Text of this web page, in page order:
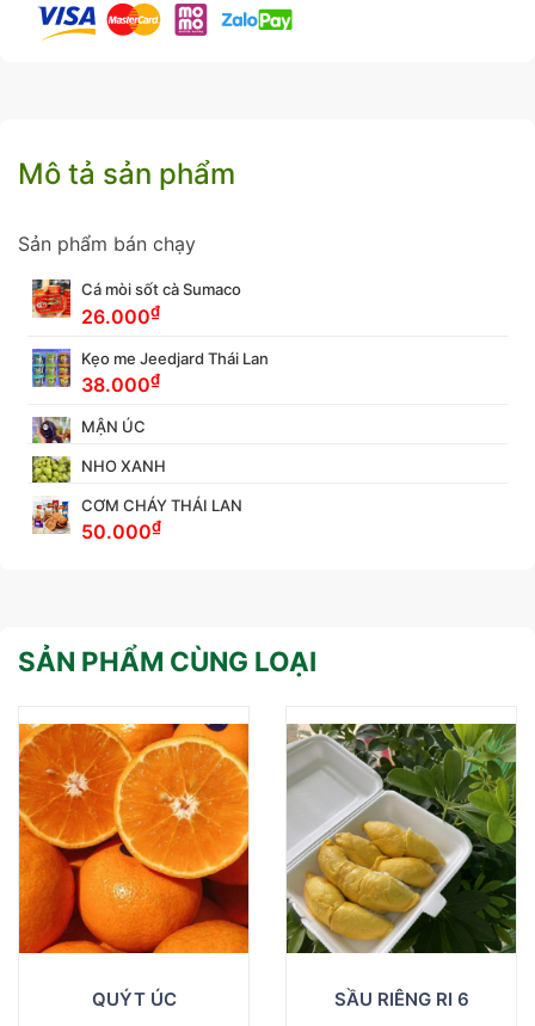
Mô tả sản phẩm
Sản phẩm bán chạy
Cá mòi sốt cà Sumaco
26.000₫
Kẹo me Jeedjard Thái Lan
38.000₫
MẬN ÚC
NHO XANH
CƠM CHÁY THÁI LAN
50.000₫
SẢN PHẨM CÙNG LOẠI
QUÝT ÚC SẦU RIÊNG RI 6